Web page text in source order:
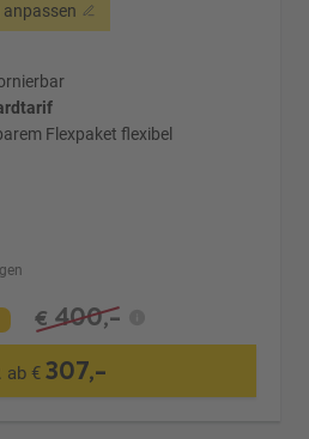
Flexpaket flexibel
€ 400,-
ab € 307,-